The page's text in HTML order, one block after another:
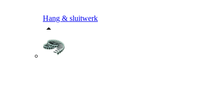
Hang & sluitwerk